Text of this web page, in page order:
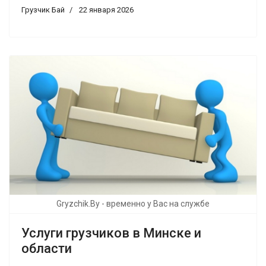
Грузчик Бай 22 января 2026
Gryzchik.By - временно у Вас на службе
Услуги грузчиков в Минске и
области